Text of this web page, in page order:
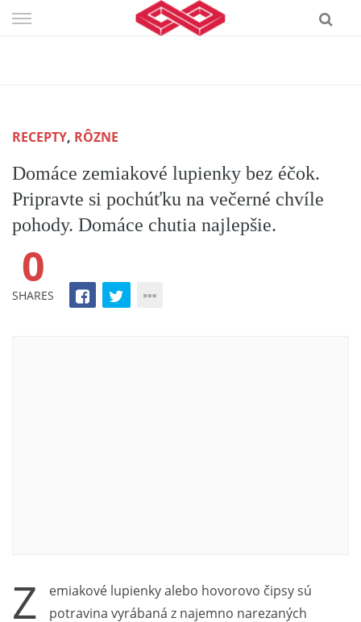
Skip
RECEPTY, RÔZNE
Domáce zemiakové lupienky bez éčok.
Pripravte si pochúťku na večerné chvíle
pohody. Domáce chutia najlepšie.
0
SHARES
Z
emiakové lupienky alebo hovorovo čipsy sú
potravina vyrábaná z najemno narezaných